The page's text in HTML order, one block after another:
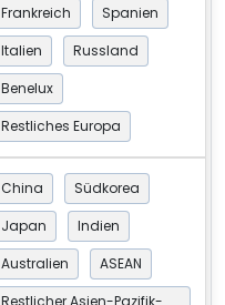
Frankreich
Spanien
Italien
Russland
Benelux
Restliches Europa
China
Südkorea
Japan
Indien
Australien
ASEAN
Restlicher Asien-Pazifik-